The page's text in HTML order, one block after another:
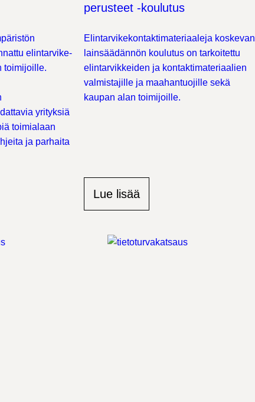
elintarvike-
toimijoille.
yrityksiä
toimialaan
ja parhaita
perusteet -koulutus
Elintarvikekontaktimateriaaleja koskevan
lainsäädännön koulutus on tarkoitettu
elintarvikkeiden ja kontaktimateriaalien
valmistajille ja maahantuojille sekä
kaupan alan toimijoille.
Lue lisää